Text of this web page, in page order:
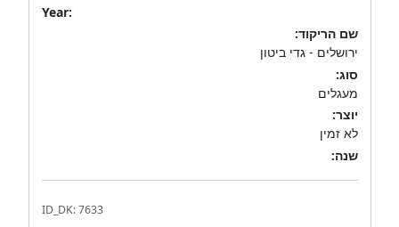
Year:
שם הריקוד:
ירושלים - גדי ביטון
סוג:
מעגלים
יוצר:
לא זמין
שנה:
ID_DK: 7633